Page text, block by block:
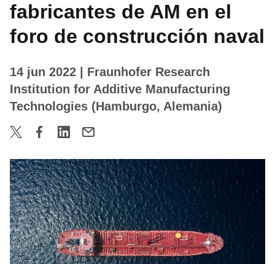
fabricantes de AM en el
foro de construcción naval
14 jun 2022
| Fraunhofer Research
Institution for Additive Manufacturing
Technologies (Hamburgo, Alemania)